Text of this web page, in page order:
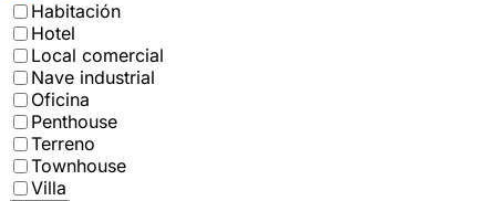
Habitación
Hotel
Local comercial
Nave industrial
Oficina
Penthouse
Terreno
Townhouse
Villa